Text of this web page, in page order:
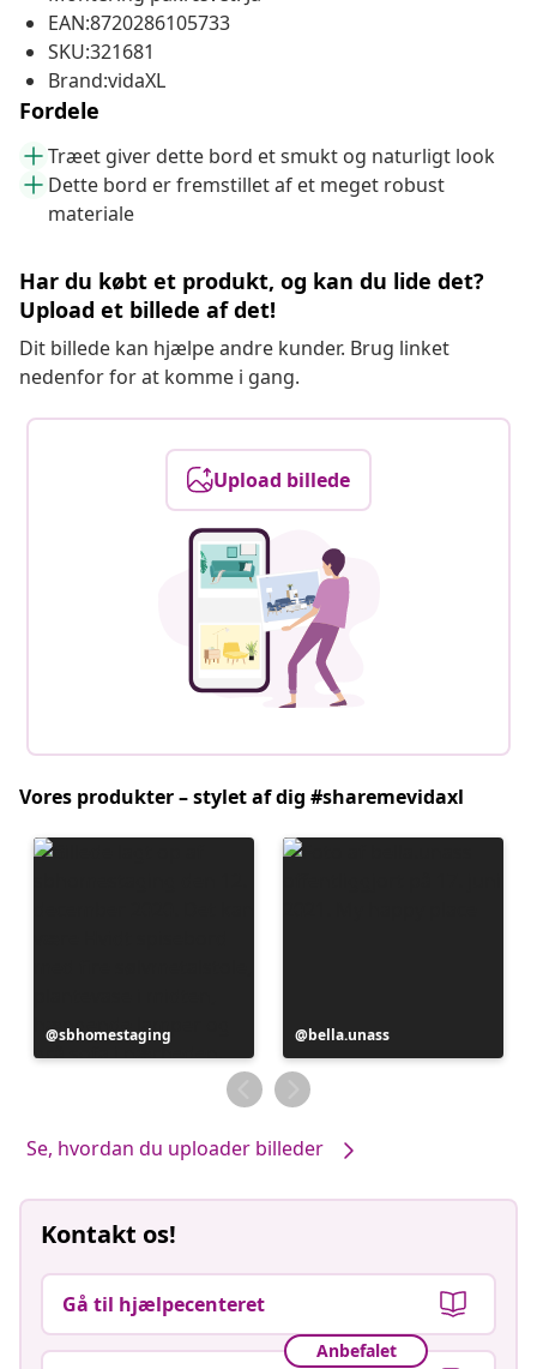
EAN:8720286105733
SKU:321681
Brand:vidaXL
Fordele
Træet giver dette bord et smukt og naturligt look
Dette bord er fremstillet af et meget robust
materiale
Har du købt et produkt, og kan du lide det?
Upload et billede af det!
Dit billede kan hjælpe andre kunder. Brug linket
nedenfor for at komme i gang.
Upload billede
Vores produkter – stylet af dig #sharemevidaxl
Opslag
offentliggjort
sbhomestaging
Opslag
offentliggjort
af
bella.unass
Se, hvordan du uploader billeder
Kontakt os!
Gå til hjælpecenteret
Anbefalet